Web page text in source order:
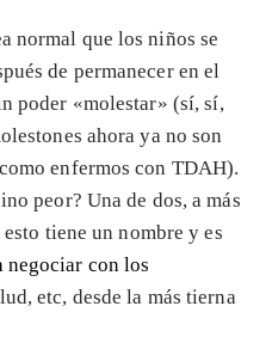
normal que los niños se
de permanecer en el
poder «molestar» (sí, sí,
ahora ya no son
enfermos con TDAH).
peor? Una de dos, a más
tiene un nombre y es
negociar con los
etc, desde la más tierna